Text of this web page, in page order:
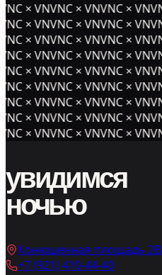
× VNVNC × VNVNC ×
× VNVNC × VNVNC ×
× VNVNC × VNVNC ×
× VNVNC × VNVNC ×
× VNVNC × VNVNC ×
× VNVNC × VNVNC ×
× VNVNC × VNVNC ×
× VNVNC × VNVNC ×
× VNVNC × VNVNC ×
увидимся
ночью
Конюшенная площадь
+7 (921) 410-44-40